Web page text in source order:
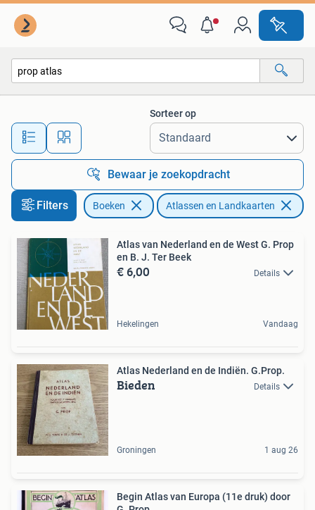
Alle afstanden…
Sorteer op
Bewaar je zoekopdracht
Filters Boeken Atlassen en Landkaarten
Atlas van Nederland en de West G. Prop
en B. J. Ter Beek
€ 6,00 Details
Hekelingen Vandaag
Atlas Nederland en de Indiën. G.Prop.
Bieden Details
Groningen 1 aug 26
Begin Atlas van Europa (11e druk) door